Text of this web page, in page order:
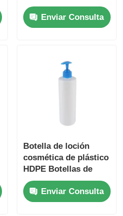
Envases de envases
cosméticos de 500 ml
Enviar Consulta
Botella de loción
cosmética de plástico
HDPE Botellas de
embalaje cosmético
personalizables
Enviar Consulta